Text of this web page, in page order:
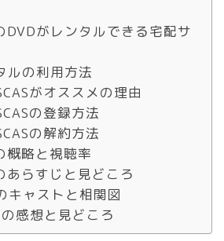
DVDがレンタルできる宅配サ
ルの利用方法
がオススメの理由
の登録方法
の解約方法
概略と視聴率
あらすじと見どころ
キャストと相関図
感想と見どころ